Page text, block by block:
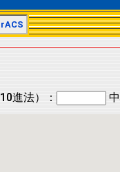
進法）：